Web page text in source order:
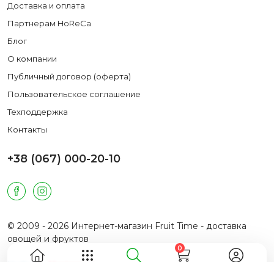
Доставка и оплата
Партнерам HoReCa
Блог
О компании
Публичный договор (оферта)
Пользовательское соглашение
Техподдержка
Контакты
+38 (067) 000-20-10
© 2009 - 2026 Интернет-магазин Fruit Time - доставка
овощей и фруктов
0